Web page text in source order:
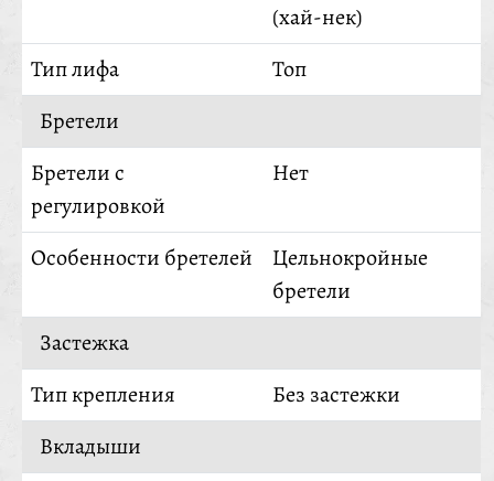
(хай-нек)
Тип лифа
Топ
Бретели
Бретели с
регулировкой
Нет
Особенности бретелей
Цельнокройные
бретели
Застежка
Тип крепления
Без застежки
Вкладыши